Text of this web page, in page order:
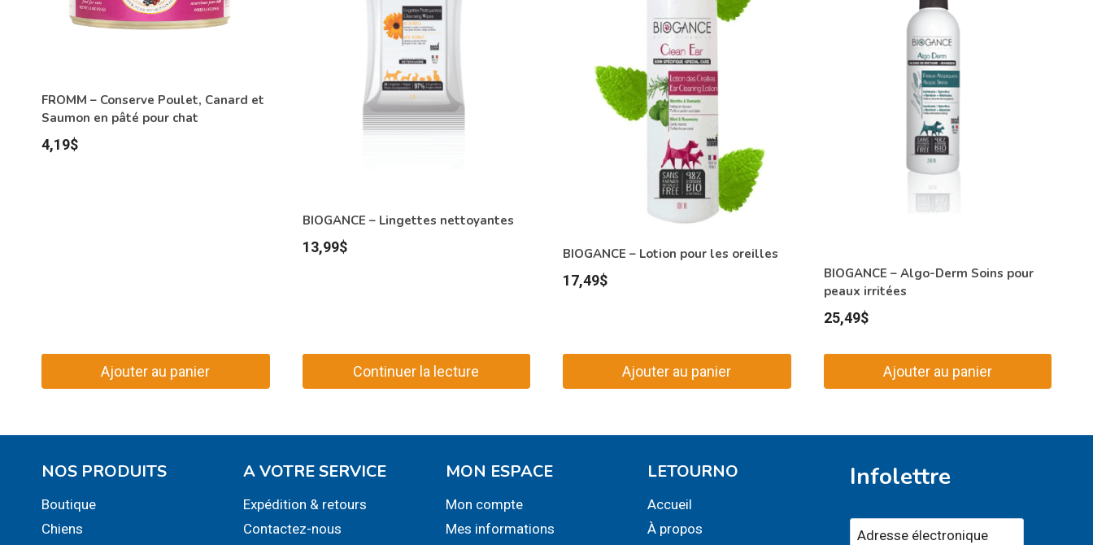
FROMM – Conserve Poulet, Canard et
Saumon en pâté pour chat
4,19$
Ajouter au panier
BIOGANCE – Lingettes nettoyantes
13,99$
Continuer la lecture
BIOGANCE – Lotion pour les oreilles
17,49$
Ajouter au panier
BIOGANCE – Algo-Derm Soins pour
peaux irritées
25,49$
Ajouter au panier
NOS PRODUITS
Boutique
Chiens
A VOTRE SERVICE
Expédition & retours
Contactez-nous
MON ESPACE
Mon compte
Mes informations
LETOURNO
Accueil
À propos
Infolettre